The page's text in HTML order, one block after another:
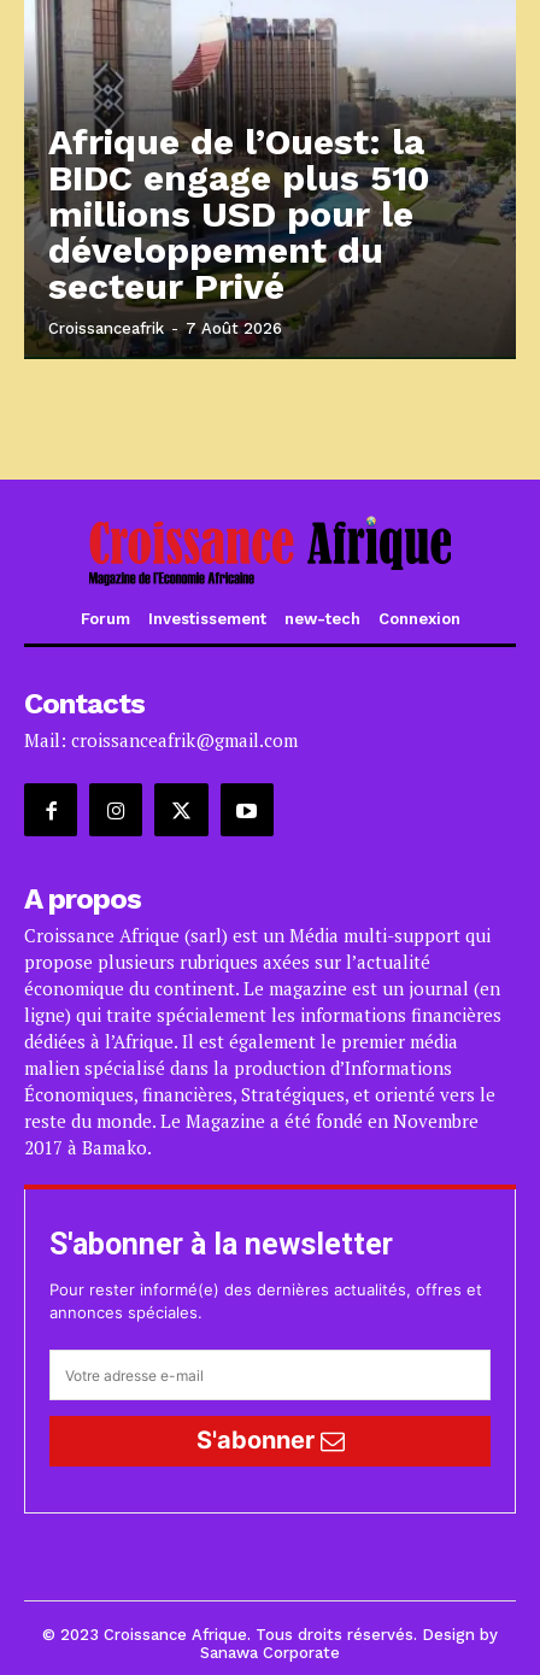
Afrique de l’Ouest: la
BIDC engage plus 510
millions USD pour le
développement du
secteur Privé
Croissanceafrik - 7 Août 2026
Forum Investissement new-tech Connexion
Contacts
Mail: croissanceafrik@gmail.com
A propos
Croissance Afrique (sarl) est un Média multi-support qui
propose plusieurs rubriques axées sur l’actualité
économique du continent. Le magazine est un journal (en
ligne) qui traite spécialement les informations financières
dédiées à l’Afrique. Il est également le premier média
malien spécialisé dans la production d’Informations
Économiques, financières, Stratégiques, et orienté vers le
reste du monde. Le Magazine a été fondé en Novembre
2017 à Bamako.
S'abonner à la newsletter
Pour rester informé(e) des dernières actualités, offres et
annonces spéciales.
S'abonner
© 2023 Croissance Afrique. Tous droits réservés. Design by
Sanawa Corporate